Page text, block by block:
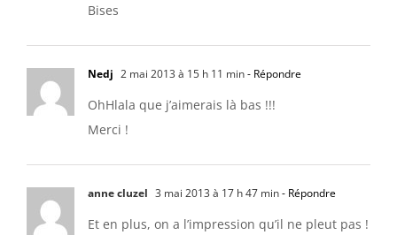
Bises
Nedj 2 mai 2013 à 15 h 11 min- Répondre
OhHlala que j’aimerais là bas !!!
Merci !
anne cluzel 3 mai 2013 à 17 h 47 min- Répondre
Et en plus, on a l’impression qu’il ne pleut pas !